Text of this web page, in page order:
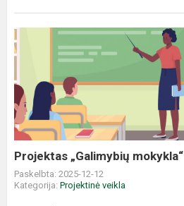
Projektas
„Galimybių
Projektas „Galimybių mokykla“
Paskelbta: 2025-12-12
Kategorija: Projektinė veikla